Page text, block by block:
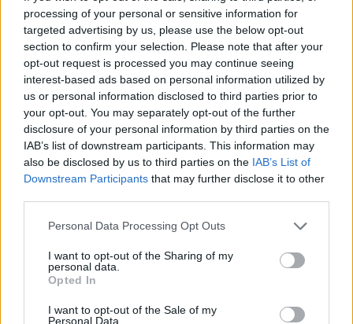
processing of your personal or sensitive information for
targeted advertising by us, please use the below opt-out
section to confirm your selection. Please note that after your
opt-out request is processed you may continue seeing
interest-based ads based on personal information utilized by
us or personal information disclosed to third parties prior to
your opt-out. You may separately opt-out of the further
disclosure of your personal information by third parties on the
IAB’s list of downstream participants. This information may
also be disclosed by us to third parties on the IAB’s List of
Downstream Participants that may further disclose it to other
Personal Data Processing Opt Outs
I want to opt-out of the Sharing of my
personal data.
Opted In
I want to opt-out of the Sale of my
Personal Data.
uživatelům se líbí
Věk: 35
Kontakt
Napsat uživateli vzkaz
Informace o profilu a chatu
Online: Není nikde online
Prochatováno: 0.00 hod.
Líbí se:0